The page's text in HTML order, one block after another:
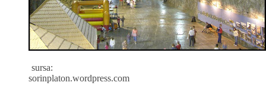
sursa:
sorinplaton.wordpress.com